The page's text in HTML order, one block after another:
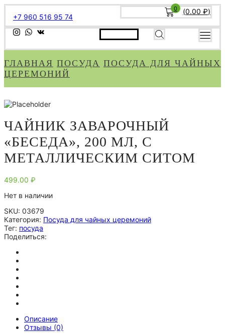
+7 960 516 95 74
0 (0.00 ₽)
ГЛАВНАЯ ПОСУДА ПОСУДА ДЛЯ ЧАЙНЫХ
ЦЕРЕМОНИЙ
ЧАЙНИК ЗАВАРОЧНЫЙ
«БЕСЕДА», 200 МЛ, С
МЕТАЛЛИЧЕСКИМ СИТОМ
499.00 ₽
Нет в наличии
SKU: 03679
Категория: Посуда для чайных церемоний
Тег: посуда
Поделиться:
Описание
Отзывы (0)